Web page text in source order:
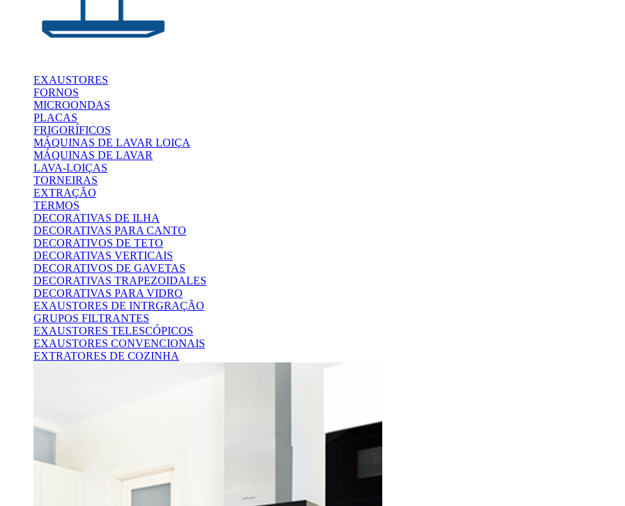
EXAUSTORES
FORNOS
MICROONDAS
PLACAS
FRIGORÍFICOS
MÁQUINAS DE LAVAR LOIÇA
MÁQUINAS DE LAVAR
LAVA-LOIÇAS
TORNEIRAS
EXTRAÇÃO
TERMOS
DECORATIVAS DE ILHA
DECORATIVAS PARA CANTO
DECORATIVOS DE TETO
DECORATIVAS VERTICAIS
DECORATIVOS DE GAVETAS
DECORATIVAS TRAPEZOIDALES
DECORATIVAS PARA VIDRO
EXAUSTORES DE INTRGRAÇÃO
GRUPOS FILTRANTES
EXAUSTORES TELESCÓPICOS
EXAUSTORES CONVENCIONAIS
EXTRATORES DE COZINHA